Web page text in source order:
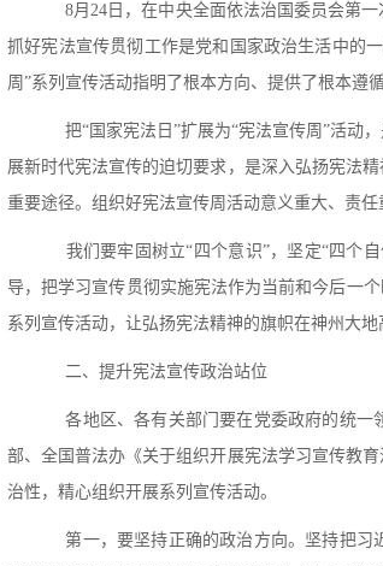
8月24日，在中央全面依法治国委员会第一
抓好宪法宣传贯彻工作是党和国家政治生活中的
周”系列宣传活动指明了根本方向、提供了根本遵循
把“国家宪法日”扩展为“宪法宣传周”活动，
展新时代宪法宣传的迫切要求，是深入弘扬宪法
重要途径。组织好宪法宣传周活动意义重大、责任
我们要牢固树立“四个意识”，坚定“四个自
导，把学习宣传贯彻实施宪法作为当前和今后一
系列宣传活动，让弘扬宪法精神的旗帜在神州大地
二、提升宪法宣传政治站位
各地区、各有关部门要在党委政府的统一
部、全国普法办《关于组织开展宪法学习宣传教
治性，精心组织开展系列宣传活动。
第一，要坚持正确的政治方向。坚持把习近